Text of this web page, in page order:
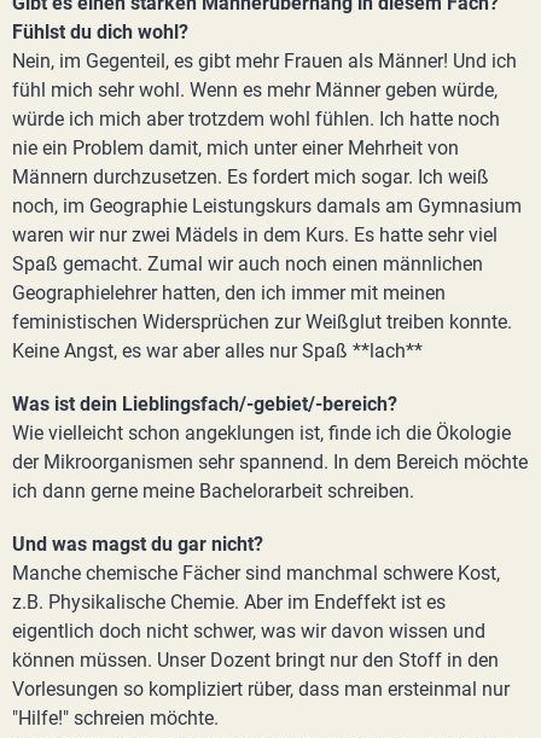
Fühlst du dich wohl?
Nein, im Gegenteil, es gibt mehr Frauen als Männer! Und ich
fühl mich sehr wohl. Wenn es mehr Männer geben würde,
würde ich mich aber trotzdem wohl fühlen. Ich hatte noch
nie ein Problem damit, mich unter einer Mehrheit von
Männern durchzusetzen. Es fordert mich sogar. Ich weiß
noch, im Geographie Leistungskurs damals am Gymnasium
waren wir nur zwei Mädels in dem Kurs. Es hatte sehr viel
Spaß gemacht. Zumal wir auch noch einen männlichen
Geographielehrer hatten, den ich immer mit meinen
feministischen Widersprüchen zur Weißglut treiben konnte.
Keine Angst, es war aber alles nur Spaß **lach**
Was ist dein Lieblingsfach/-gebiet/-bereich?
Wie vielleicht schon angeklungen ist, finde ich die Ökologie
der Mikroorganismen sehr spannend. In dem Bereich möchte
ich dann gerne meine Bachelorarbeit schreiben.
Und was magst du gar nicht?
Manche chemische Fächer sind manchmal schwere Kost,
z.B. Physikalische Chemie. Aber im Endeffekt ist es
eigentlich doch nicht schwer, was wir davon wissen und
können müssen. Unser Dozent bringt nur den Stoff in den
Vorlesungen so kompliziert rüber, dass man ersteinmal nur
"Hilfe!" schreien möchte.